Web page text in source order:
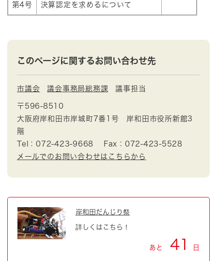
第4号
決算認定を求めるについて
このページに関するお問い合わせ先
市議会 議会事務局総務課 議事担当
〒596-8510
大阪府岸和田市岸城町7番1号 岸和田市役所新館3
階
Tel：072-423-9668
Fax：072-423-5528
メールでのお問い合わせはこちらから
岸和田だんじり祭
詳しくはこちら！
あと 41 日